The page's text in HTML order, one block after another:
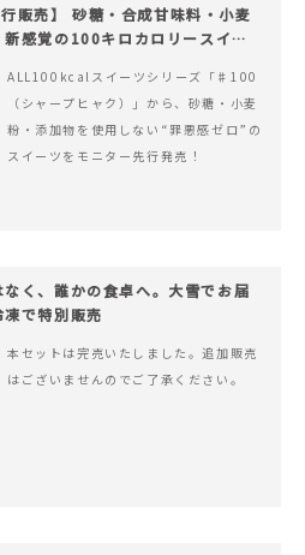
販売】 砂糖・合成甘味料・小麦
感覚の100キロカロリースイー
ALL100kcalスイーツシリーズ「♯100
（シャープヒャク）」から、砂糖・小麦
粉・添加物を使用しない“罪悪感ゼロ”の
スイーツをモニター先行発売！
なく、誰かの食卓へ。大雪でお届
で特別販売
本セットは完売いたしました。追加販売
はございませんのでご了承ください。